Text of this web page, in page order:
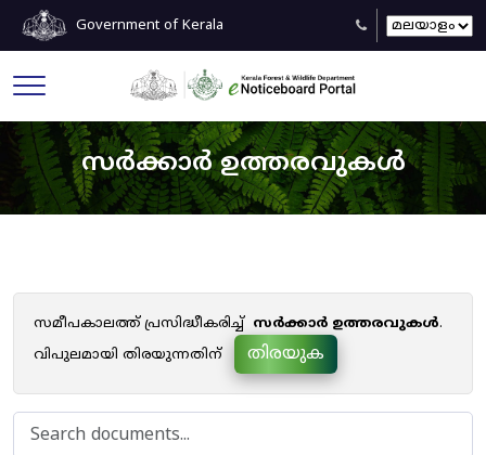
Government of Kerala
സർക്കാർ ഉത്തരവുകൾ
സമീപകാലത്ത് പ്രസിദ്ധീകരിച്ച് സർക്കാർ ഉത്തരവുകൾ.
വിപുലമായി തിരയുന്നതിന്
തിരയുക